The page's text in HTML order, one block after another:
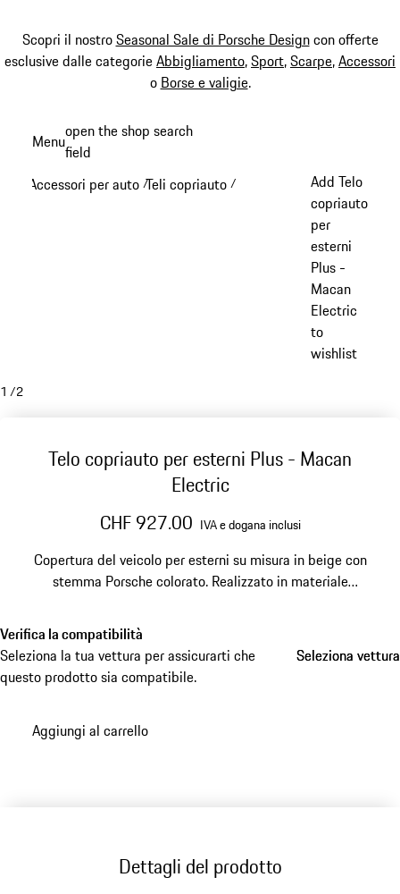
Scopri il nostroSeasonal Sale di Porsche Designcon offerte
esclusive dalle categorieAbbigliamento,Sport,Scarpe,Accessori
o Borse e valigie.
principale
Menuopen the shop search
field
Accessori per auto /Teli copriauto /
Add Telo
copriauto
per
esterni
Plus -
Macan
Electric
to
wishlist
1 /2
Telo copriauto per esterni Plus - Macan
Electric
CHF 927.00 IVA e dogana inclusi
Copertura del veicolo per esterni su misura in beige con
stemma Porsche colorato. Realizzato in materiale
Verifica la compatibilità
Seleziona la tua vettura per assicurarti che
questo prodotto sia compatibile.
Seleziona vettura
Seleziona vettura
Aggiungi al carrello
Dettagli del prodotto